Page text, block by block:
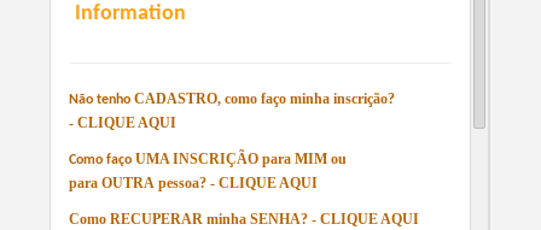
Cãominhada - Kit Prata
Corrida 10 km - Kit Prata
R$ 107.00
+ Taxa de Serviço (Quando houver)
Information
Não tenho CADASTRO, como faço minha inscrição?
- CLIQUE AQUI
Como faço UMA INSCRIÇÃO para MIM ou
para OUTRA pessoa? - CLIQUE AQUI
Como RECUPERAR minha SENHA? - CLIQUE AQUI